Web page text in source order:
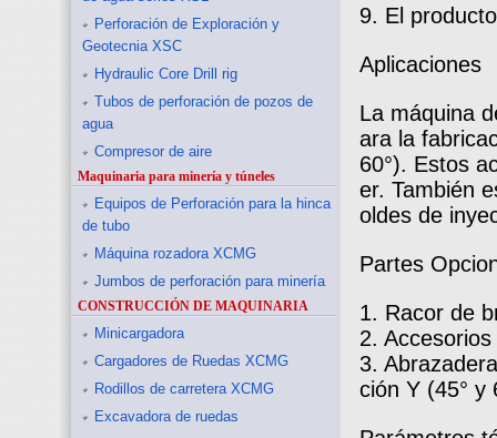
Perforación de Exploración y
Geotecnia XSC
Hydraulic Core Drill rig
Tubos de perforación de pozos de
agua
Compresor de aire
Maquinaria para minería y túneles
Equipos de Perforación para la hinca
de tubo
Máquina rozadora XCMG
Jumbos de perforación para minería
CONSTRUCCIÓN DE MAQUINARIA
Minicargadora
Cargadores de Ruedas XCMG
Rodillos de carretera XCMG
Excavadora de ruedas
9. El
Aplicaciones
La máquina
ara la
60°). Estos
er. También
oldes de
Partes
1. Racor de
2.
3.
ción Y (45° y